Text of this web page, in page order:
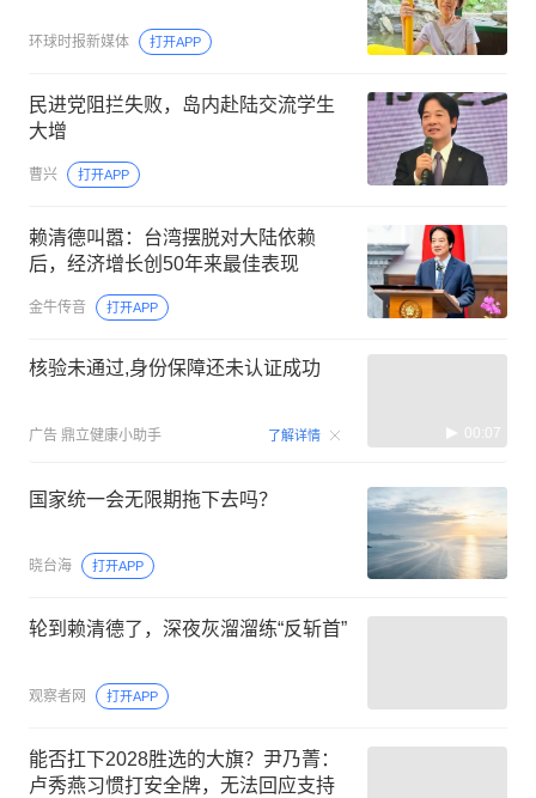
环球时报新媒体 打开APP
民进党阻拦失败，岛内赴陆交流学生
大增
曹兴 打开APP
赖清德叫嚣：台湾摆脱对大陆依赖
后，经济增长创50年来最佳表现
金牛传音 打开APP
核验未通过,身份保障还未认证成功
广告 鼎立健康小助手 了解详情 00:07
国家统一会无限期拖下去吗？
晓台海 打开APP
轮到赖清德了，深夜灰溜溜练“反斩首”
观察者网 打开APP
能否扛下2028胜选的大旗？尹乃菁：
卢秀燕习惯打安全牌，无法回应支持